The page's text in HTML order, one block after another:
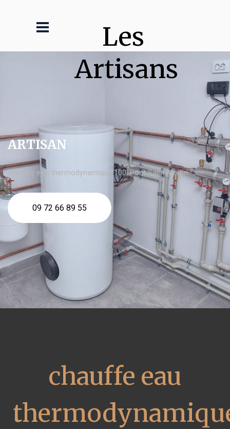
Les
Artisans
ARTISAN
chauffe eau thermodynamique 100l Pont Saint Martin
09 72 66 89 55
chauffe eau